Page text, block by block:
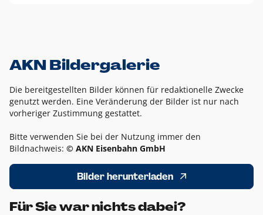
AKN Bildergalerie
Die bereitgestellten Bilder können für redaktionelle Zwecke
genutzt werden. Eine Veränderung der Bilder ist nur nach
vorheriger Zustimmung gestattet.
Bitte verwenden Sie bei der Nutzung immer den
Bildnachweis: © AKN Eisenbahn GmbH
Bilder herunterladen
Für Sie war nichts dabei?